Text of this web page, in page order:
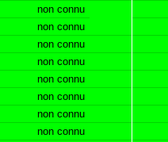
non connu
non connu
non connu
non connu
non connu
non connu
non connu
non connu